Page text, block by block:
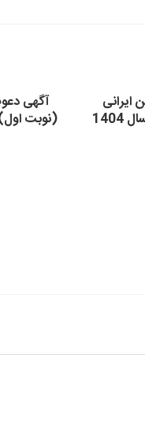
آگهی
(نوبت
ایرانی
حقوق بین الملل کیفری در سال 1404